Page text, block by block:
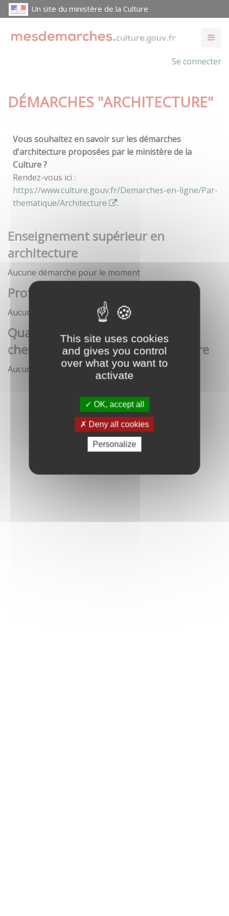
This site uses cookies
and gives you control
over what you want to
activate
OK, accept all
Deny all cookies
Personalize
Un site du ministère de la Culture
Se connecter
DÉMARCHES "ARCHITECTURE"
Vous souhaitez en savoir sur les démarches
d'architecture proposées par le ministère de la
Culture ?
Rendez-vous ici :
https://www.culture.gouv.fr/Demarches-en-ligne/Par-
thematique/Architecture
.
Enseignement supérieur en
architecture
Aucune démarche pour le moment
Profession architecte
Aucune démarche pour le moment
Qualification des enseignants-
chercheurs en écoles d'architecture
Aucune démarche pour le moment